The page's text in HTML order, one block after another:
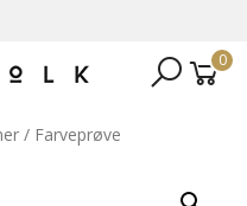
0
/ Farveprøve